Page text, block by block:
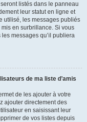
listés dans le panneau
leur statut en ligne et
utilisé, les messages publiés
en surbrillance. Si vous
messages qu’il publiera
de ma liste d’amis
de les ajouter à votre
ajouter directement des
en saisissant leur
de vos listes depuis